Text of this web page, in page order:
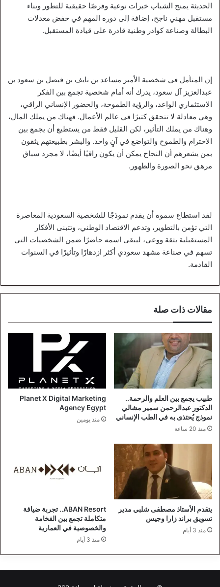
الحديثة يمنح الشباب خبرات نوعية وفرصًا حقيقية للتطور وبناء
مستقبل مهني ناجح، إضافة إلى دوره المهم في خفض معدلات
البطالة وصناعة كوادر وطنية قادرة على قيادة المستقبل.
إن المتأمل في شخصية الأمير مساعد بن نايف بن فيصل بن سعود بن
عبدالعزيز آل سعود، يدرك أنه أمام شخصية تجمع بين الفكر
الاستثماري الواعد، والرؤية الطموحة، والحضور الإنساني الراقي،
وهي معادلة لا تتحقق كثيرًا في عالم الأعمال. فهناك من يملك المال،
وهناك من يملك التأثير، لكن القليل فقط من يستطيع أن يجمع بين
الاحترام والطموح والتواضع في آنٍ واحد. والبشر بطبيعتهم يثقون
بمن يشعرهم أن النجاح يمكن أن يكون راقيًا أيضًا، لا مجرد سباق
مرهق نحو الصورة والظهور.
لقد استطاع سموه أن يقدم نموذجًا للشخصية السعودية المعاصرة
التي تؤمن بالتطوير، وتدعم الاقتصاد الوطني، وتتبنى الأفكار
المستقبلية بثقة ووعي، ليبقى اسمه حاضرًا ضمن الشخصيات التي
تسهم في صناعة مشهد سعودي أكثر ازدهارًا وتأثيرًا في السنوات
القادمة.
مقالات ذات صلة
طبيب يجمع بين العلم والرحمة..
الدكتور عبدالرحمن سمير مشالي
نموذج يُحتذى به في الطب الإنساني
منذ 20 ساعة
Planet X Digital Marketing
Agency Egypt
منذ يومين
يتقدم الأستاذ مصطفى شلبي مدير
تسويق براند زارا وجيس
منذ 3 أيام
ABAN Resort.. تجربة ضيافة
متكاملة تجمع بين الفخامة
والخصوصية في العمارية
منذ 3 أيام